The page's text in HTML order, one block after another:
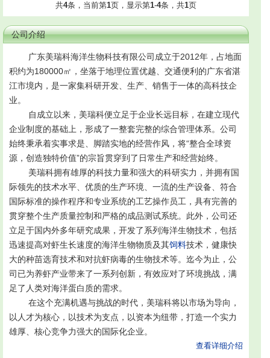
共4条，当前第1页，显示第1-4条，共1页
公司介绍
广东美瑞科海洋生物科技有限公司成立于2012年，占地面
积约为180000㎡，坐落于地理位置优越、交通便利的广东省湛
江市境内，是一家集科研开发、生产、销售于一体的高科技企
业。
自成立以来，美瑞科便立足于企业长远目标，在建立现代
企业制度的基础上，形成了一整套完整的综合管理体系。公司
始终秉承着实事求是、脚踏实地的经营作风，将“整合全球资
源，创造独特价值”的宗旨贯穿到了日常生产和经营始终。
美瑞科拥有雄厚的科技力量和强大的科研实力，并拥有国
际领先的技术水平、优质的生产环境、一流的生产设备、符合
国际标准的操作程序和专业系统的工艺操作员工，具有完善的
贯穿整个生产质量控制和严格的成品测试系统。此外，公司还
立足于国内外多年研究成果，开发了系列海洋生物技术，包括
迅速提高对虾生长速度的海洋生物物质及其饲料技术，健康快
大的种苗选育技术和对抗虾病毒的生物技术等。迄今为止，公
司已为养虾产业带来了一系列创新，有效应对了环境挑战，满
足了人类对海洋蛋白质的需求。
在这个充满机遇与挑战的时代，美瑞科将以市场为导向，
以人才为核心，以技术为支点，以资本为纽带，打造一个实力
雄厚、核心竞争力强大的国际化企业。
查看详细介绍